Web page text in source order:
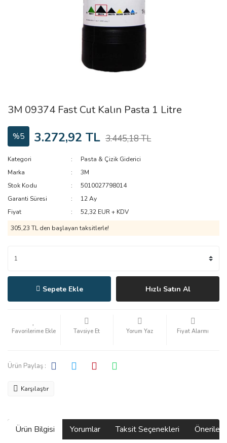
3M 09374 Fast Cut Kalın Pasta 1 Litre
%5 3.272,92 TL 3.445,18 TL
Kategori
Pasta & Çizik Giderici
Marka
3M
Stok Kodu
5010027798014
Garanti Süresi
12 Ay
Fiyat
52,32 EUR + KDV
305,23 TL den başlayan taksitlerle!
Sepete Ekle Hızlı Satın Al
Tavsiye Et Yorum Yaz Fiyat Alarmı
Ürün Paylaş :
Karşılaştır
Ürün Bilgisi Yorumlar Taksit Seçenekleri